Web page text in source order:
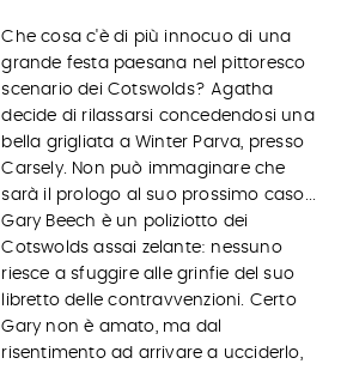
Che cosa c'è di più innocuo di una
grande festa paesana nel pittoresco
scenario dei Cotswolds? Agatha
decide di rilassarsi concedendosi una
bella grigliata a Winter Parva, presso
Carsely. Non può immaginare che
sarà il prologo al suo prossimo caso...
Gary Beech è un poliziotto dei
Cotswolds assai zelante: nessuno
riesce a sfuggire alle grinfie del suo
libretto delle contravvenzioni. Certo
Gary non è amato, ma dal
risentimento ad arrivare a ucciderlo,